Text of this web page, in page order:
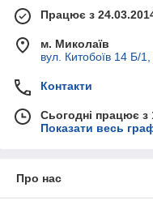
Працює з
м. Миколаїв
вул. Китобоїв 14 Б/
Контакти
Сьогодні працює з
Показати весь
Про нас